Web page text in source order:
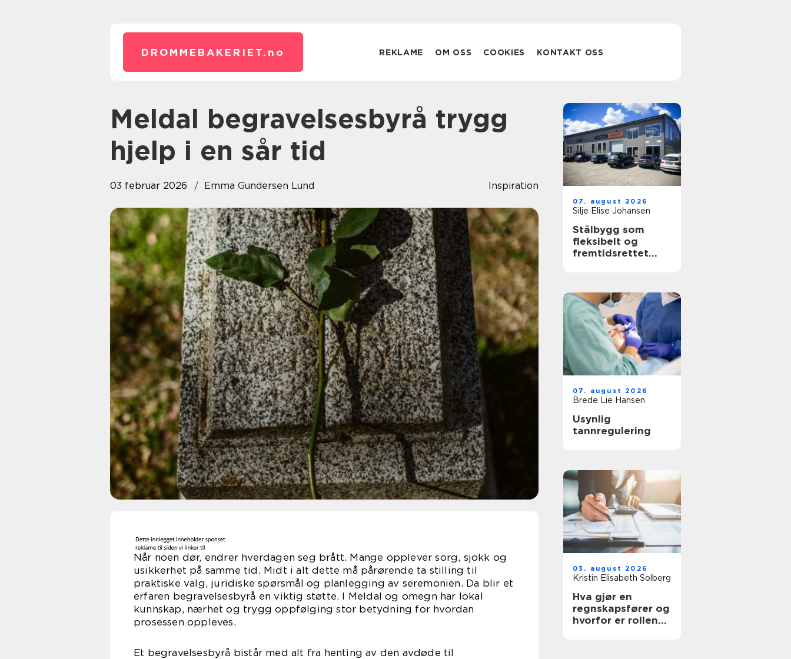
DROMMEBAKERIET. no REKLAME OM OSS COOKIES KONTAKT OSS
Meldal begravelsesbyrå trygg
hjelp i en sår tid
03 februar 2026 Emma Gundersen Lund Inspiration
Når noen dør, endrer hverdagen seg brått. Mange opplever sorg, sjokk og
usikkerhet på samme tid. Midt i alt dette må pårørende ta stilling til
praktiske valg, juridiske spørsmål og planlegging av seremonien. Da blir et
erfaren begravelsesbyrå en viktig støtte. I Meldal og omegn har lokal
kunnskap, nærhet og trygg oppfølging stor betydning for hvordan
prosessen oppleves.
Et begravelsesbyrå bistår med alt fra henting av den avdøde til
07. august 2026
Silje Elise Johansen
Stålbygg som
fleksibelt og
fremtidsrettet
07. august 2026
Brede Lie Hansen
Usynlig
tannregulering
03. august 2026
Kristin Elisabeth Solberg
Hva gjør en
regnskapsfører og
hvorfor er rollen